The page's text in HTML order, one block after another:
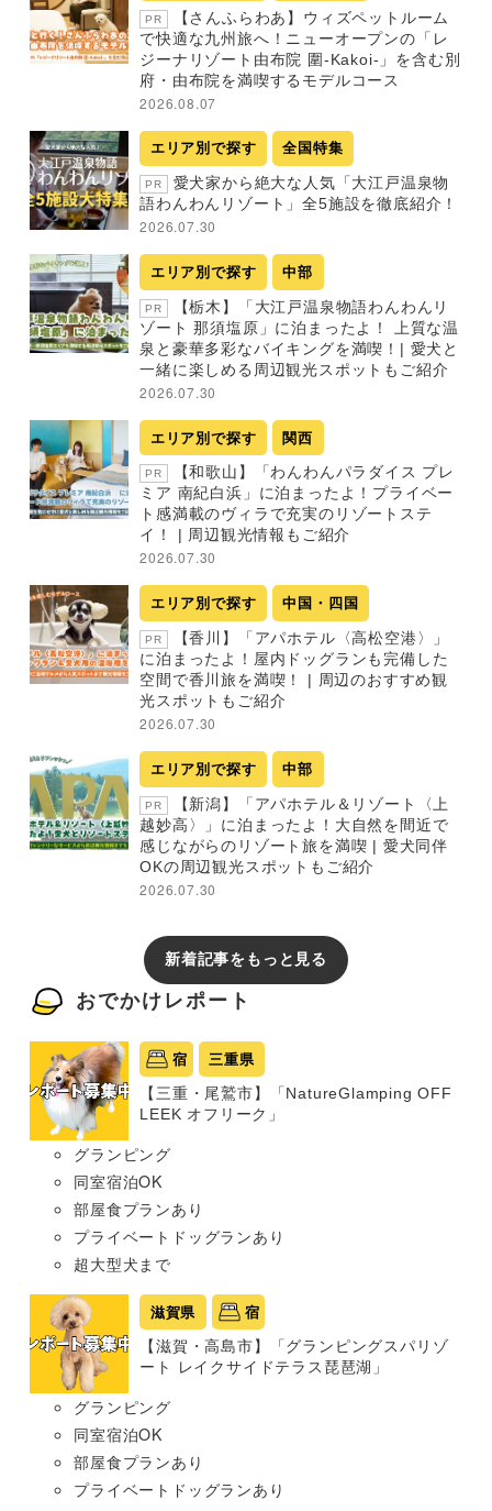
PR
【さんふらわあ】ウィズペットルーム
で快適な九州旅へ！ニューオープンの「レ
ジーナリゾート由布院 圍-Kakoi-」を含む別
府・由布院を満喫するモデルコース
2026.08.07
エリア別で探す 全国特集
PR
愛犬家から絶大な人気「大江戸温泉物
語わんわんリゾート」全5施設を徹底紹介！
2026.07.30
エリア別で探す 中部
PR
【栃木】「大江戸温泉物語わんわんリ
ゾート 那須塩原」に泊まったよ！ 上質な温
泉と豪華多彩なバイキングを満喫！| 愛犬と
一緒に楽しめる周辺観光スポットもご紹介
2026.07.30
エリア別で探す 関西
PR
【和歌山】「わんわんパラダイス プレ
ミア 南紀白浜」に泊まったよ！プライベー
ト感満載のヴィラで充実のリゾートステ
イ！ | 周辺観光情報もご紹介
2026.07.30
エリア別で探す 中国・四国
PR
【香川】「アパホテル〈高松空港〉」
に泊まったよ！屋内ドッグランも完備した
空間で香川旅を満喫！ | 周辺のおすすめ観
光スポットもご紹介
2026.07.30
エリア別で探す 中部
PR
【新潟】「アパホテル＆リゾート〈上
越妙高〉」に泊まったよ！大自然を間近で
感じながらのリゾート旅を満喫 | 愛犬同伴
OKの周辺観光スポットもご紹介
2026.07.30
新着記事をもっと見る
おでかけレポート
宿 三重県
【三重・尾鷲市】「NatureGlamping OFF
LEEK オフリーク」
グランピング
同室宿泊OK
部屋食プランあり
プライベートドッグランあり
超大型犬まで
滋賀県 宿
【滋賀・高島市】「グランピングスパリゾ
ート レイクサイドテラス琵琶湖」
グランピング
同室宿泊OK
部屋食プランあり
プライベートドッグランあり